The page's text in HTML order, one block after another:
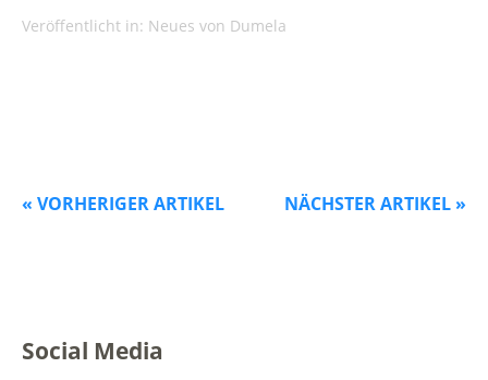
Veröffentlicht in: Neues von Dumela
NÄCHSTER ARTIKEL »
« VORHERIGER ARTIKEL
Social Media